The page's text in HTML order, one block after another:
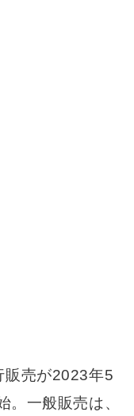
販売が2023年5
。一般販売は、